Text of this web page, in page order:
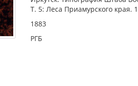
Т. 5: Леса Приамурского края.
1883
РГБ